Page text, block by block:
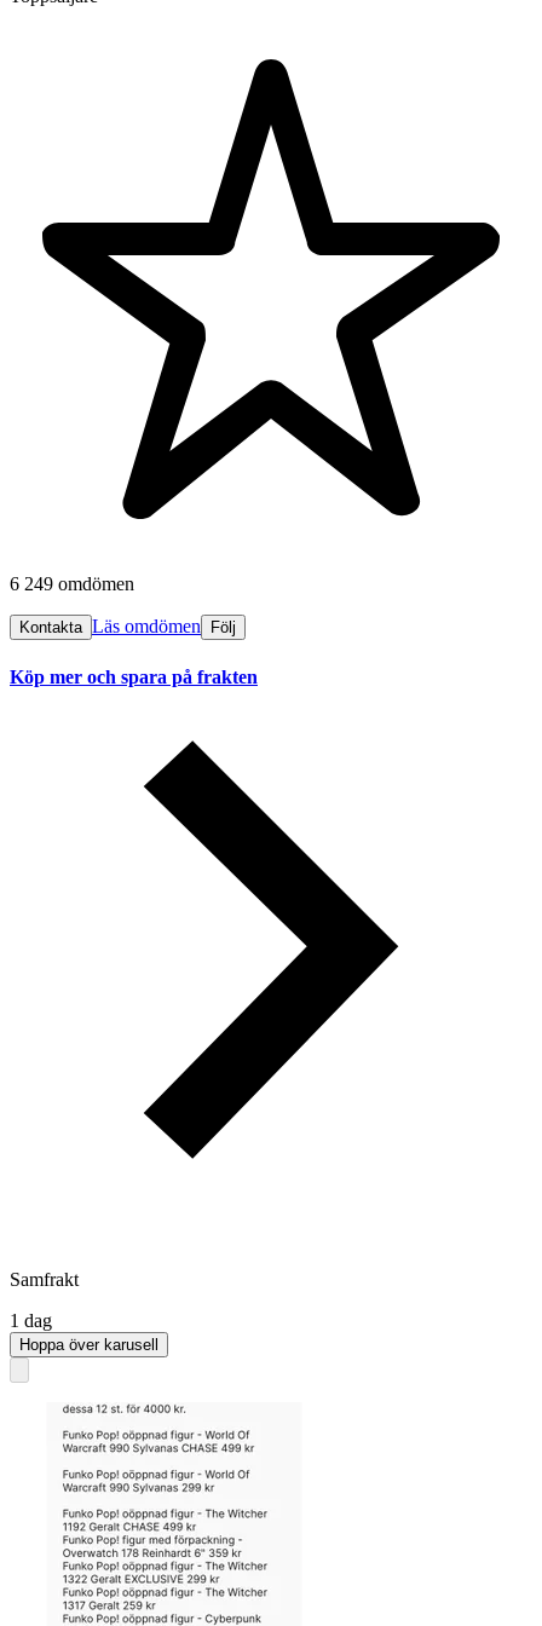
6 249 omdömen
Kontakta Läs omdömen Följ
Köp mer och spara på frakten
Samfrakt
1 dag
Hoppa över karusell